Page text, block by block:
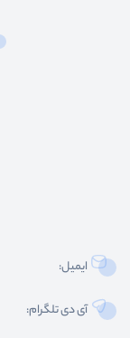
ایمیل:
آی دی تلگرام: